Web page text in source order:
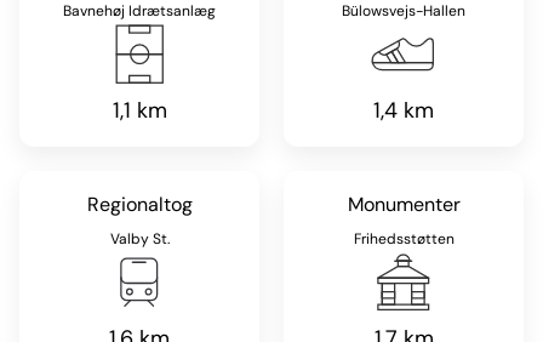
Bavnehøj Idrætsanlæg
1,1 km
Bülowsvejs-Hallen
1,4 km
Regionaltog
Valby St.
Monumenter
Frihedsstøtten